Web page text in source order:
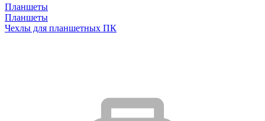
Планшеты
Планшеты
Чехлы для планшетных ПК